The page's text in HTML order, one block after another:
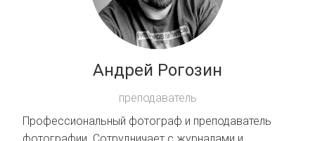
Андрей Рогозин
преподаватель
Профессиональный фотограф и преподаватель